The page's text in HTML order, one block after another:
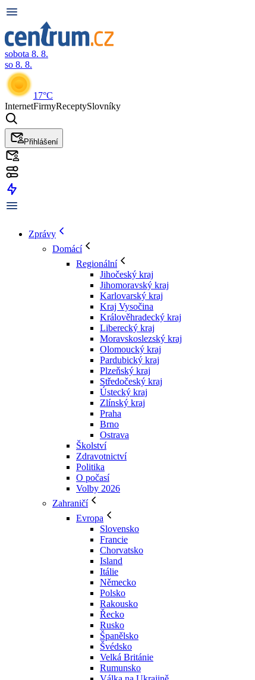
sobota 8. 8.
so 8. 8.
17°C
InternetFirmyReceptySlovníky
Přihlášení
Zprávy
Domácí
Regionální
Jihočeský kraj
Jihomoravský kraj
Karlovarský kraj
Kraj Vysočina
Králověhradecký kraj
Liberecký kraj
Moravskoslezský kraj
Olomoucký kraj
Pardubický kraj
Plzeňský kraj
Středočeský kraj
Ústecký kraj
Zlínský kraj
Praha
Brno
Ostrava
Školství
Zdravotnictví
Politika
O počasí
Volby 2026
Zahraničí
Evropa
Slovensko
Francie
Chorvatsko
Island
Itálie
Německo
Polsko
Rakousko
Řecko
Rusko
Španělsko
Švédsko
Velká Británie
Rumunsko